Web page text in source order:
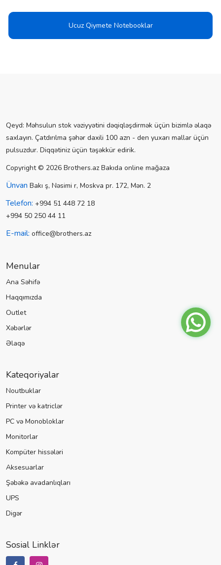
Ucuz Qiymete Notebooklar
Qeyd: Məhsulun stok vəziyyətini dəqiqləşdirmək üçün bizimlə əlaqə
saxlayın. Çatdırılma şəhər daxili 100 azn - den yuxarı mallar üçün
pulsuzdur. Diqqətiniz üçün təşəkkür edirik.
Copyright © 2026 Brothers.az Bakıda online mağaza
Ünvan Bakı ş, Nəsimi r, Moskva pr. 172, Mən. 2
Telefon: +994 51 448 72 18
+994 50 250 44 11
E-mail: office@brothers.az
Menular
Ana Səhifə
Haqqımızda
Outlet
Xəbərlər
Əlaqə
Kateqoriyalar
Noutbuklar
Printer və katriclər
PC və Monobloklar
Monitorlar
Kompüter hissələri
Aksesuarlar
Şəbəkə avadanlıqları
UPS
Digər
Sosial Linklər